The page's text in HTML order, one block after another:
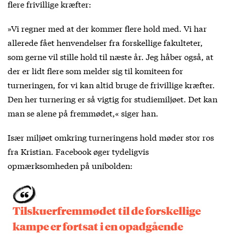
flere frivillige kræfter:
»Vi regner med at der kommer flere hold med. Vi har
allerede fået henvendelser fra forskellige fakulteter,
som gerne vil stille hold til næste år. Jeg håber også, at
der er lidt flere som melder sig til komiteen for
turneringen, for vi kan altid bruge de frivillige kræfter.
Den her turnering er så vigtig for studiemiljøet. Det kan
man se alene på fremmødet,« siger han.
Især miljøet omkring turneringens hold møder stor ros
fra Kristian. Facebook øger tydeligvis
opmærksomheden på unibolden:
Tilskuerfremmødet til de forskellige
kampe er fortsat i en opadgående